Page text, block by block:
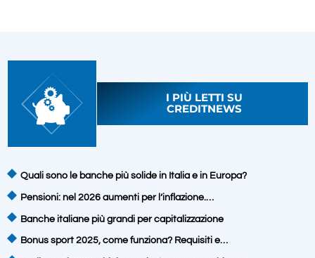
I PIÙ LETTI SU
CREDITNEWS
Quali sono le banche più solide in Italia e in Europa?
Pensioni: nel 2026 aumenti per l’inflazione.…
Banche italiane più grandi per capitalizzazione
Bonus sport 2025, come funziona? Requisiti e…